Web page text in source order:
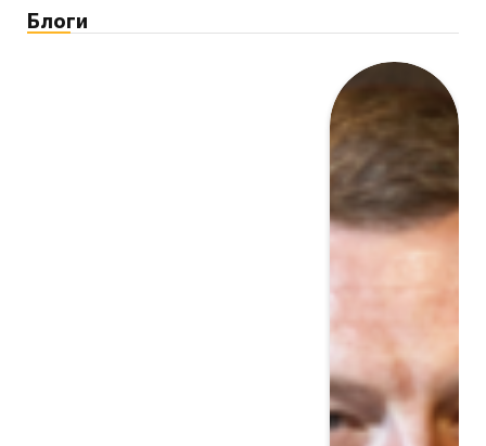
Блоги